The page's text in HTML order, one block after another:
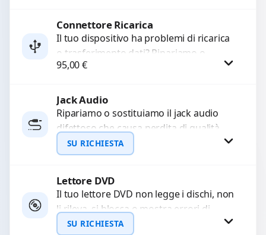
Procedi
Connettore Ricarica
Il tuo dispositivo ha problemi di ricarica
o trasferimento dati? Ripariamo o
sostituiamo connettori di ricarica guasti,
95,00€
Jack Audio
Ripariamo o sostituiamo il jack audio
difettoso che causa perdita di qualità
sonora o impossibilità di collegare cuffie
e accessori....
SU RICHIESTA
Richiedi Preventivo
WhatsApp
Lettore DVD
Il tuo lettore DVD non legge i dischi, non
li rileva, si blocca o mostra errori di
caricamento? Ripariamo o...
SU RICHIESTA